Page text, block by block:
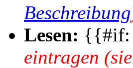
Beschreibung
Lesen: {{#if:
eintragen